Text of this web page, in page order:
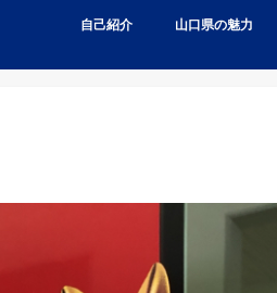
自己紹介 山口県の魅力